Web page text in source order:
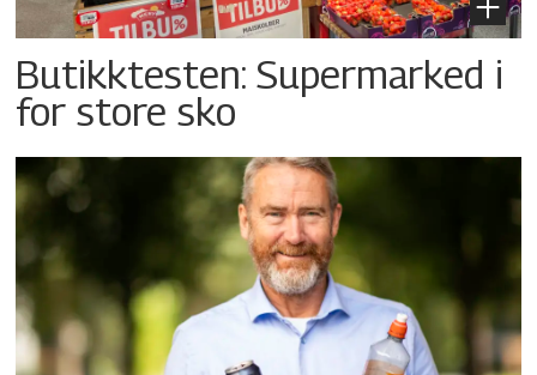
Butikktesten: Supermarked i
for store sko